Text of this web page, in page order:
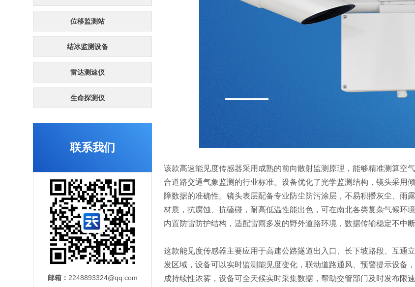
该款高速能见度传感器采用成熟的前向散射监测原理，能够精准测算空
合道路交通气象监测的行业标准。设备优化了光学监测结构，镜头采用
障数据的准确性。镜头表层配备专业防尘防污涂层，不易积攒灰尘、雨
材质，抗腐蚀、抗磕碰，耐高低温性能出色，可在南北各类复杂气候环
内置防雷防护结构，适配雷雨多发的野外道路环境，数据传输稳定不中断
这款能见度传感器主要应用于高速公路隧道出入口、长下坡路段、互通
发区域，设备可以实时监测能见度变化，联动道路通风、预警提示设备
成持续性浓雾，设备可全天候实时采集数据，帮助交管部门及时发布限
位移监测站
结冰监测设备
雷达测速仪
生命探测仪
联系我们
邮箱： 2248893324@qq.com